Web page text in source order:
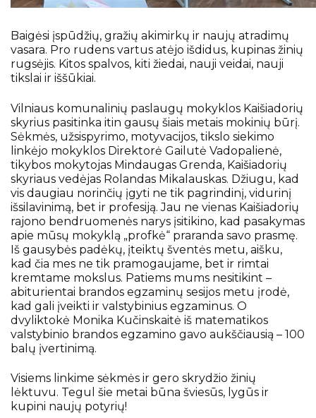
Mokyklos Facebook
Pažymėjimai ir brandos atestatai
Pagalba mokiniui
Baigėsi įspūdžių, gražių akimirkų ir naujų atradimų
vasara. Pro rudens vartus atėjo išdidus, kupinas žinių
rugsėjis. Kitos spalvos, kiti žiedai, nauji veidai, nauji
tikslai ir iššūkiai.
Vilniaus komunalinių paslaugų mokyklos Kaišiadorių
skyrius pasitinka itin gausų šiais metais mokinių būrį.
Sėkmės, užsispyrimo, motyvacijos, tikslo siekimo
linkėjo mokyklos Direktorė Gailutė Vadopalienė,
tikybos mokytojas Mindaugas Grenda, Kaišiadorių
skyriaus vedėjas Rolandas Mikalauskas. Džiugu, kad
vis daugiau norinčių įgyti ne tik pagrindinį, vidurinį
išsilavinimą, bet ir profesiją. Jau ne vienas Kaišiadorių
rajono bendruomenės narys įsitikino, kad pasakymas
apie mūsų mokyklą „profkė“ praranda savo prasmę.
Iš gausybės padėkų, įteiktų šventės metu, aišku,
kad čia mes ne tik pramogaujame, bet ir rimtai
kremtame mokslus. Patiems mums nesitikint –
abiturientai brandos egzaminų sesijos metu įrodė,
kad gali įveikti ir valstybinius egzaminus. O
dvyliktokė Monika Kučinskaitė iš matematikos
valstybinio brandos egzamino gavo aukščiausią – 100
balų įvertinimą.
Visiems linkime sėkmės ir gero skrydžio žinių
lėktuvu. Tegul šie metai būna šviesūs, lygūs ir
kupini naujų potyrių!